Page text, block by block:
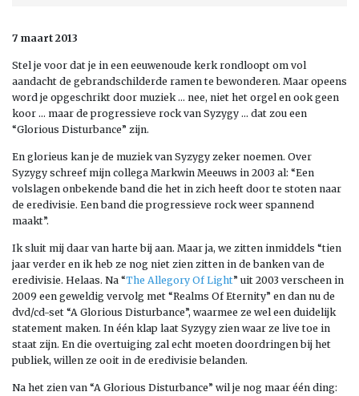
7 maart 2013
Stel je voor dat je in een eeuwenoude kerk rondloopt om vol
aandacht de gebrandschilderde ramen te bewonderen. Maar opeens
word je opgeschrikt door muziek … nee, niet het orgel en ook geen
koor … maar de progressieve rock van Syzygy … dat zou een
“Glorious Disturbance” zijn.
En glorieus kan je de muziek van Syzygy zeker noemen. Over
Syzygy schreef mijn collega Markwin Meeuws in 2003 al: “Een
volslagen onbekende band die het in zich heeft door te stoten naar
de eredivisie. Een band die progressieve rock weer spannend
maakt”.
Ik sluit mij daar van harte bij aan. Maar ja, we zitten inmiddels “tien
jaar verder en ik heb ze nog niet zien zitten in de banken van de
eredivisie. Helaas. Na “The Allegory Of Light” uit 2003 verscheen in
2009 een geweldig vervolg met “Realms Of Eternity” en dan nu de
dvd/cd-set “A Glorious Disturbance”, waarmee ze wel een duidelijk
statement maken. In één klap laat Syzygy zien waar ze live toe in
staat zijn. En die overtuiging zal echt moeten doordringen bij het
publiek, willen ze ooit in de eredivisie belanden.
Na het zien van “A Glorious Disturbance” wil je nog maar één ding: